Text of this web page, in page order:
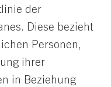
der
Diese bezieht
Personen,
ihrer
in Beziehung